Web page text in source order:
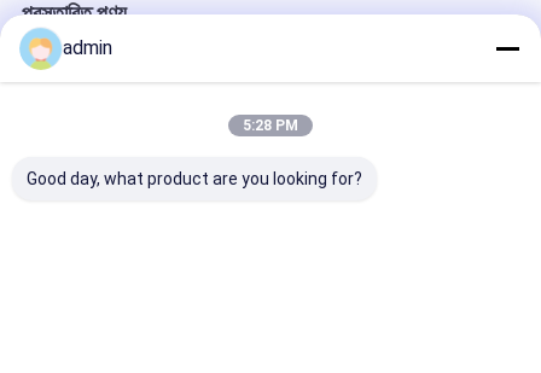
প্রস্তাবিত পণ্য
admin
5:28 PM
Good day, what product are you looking for?